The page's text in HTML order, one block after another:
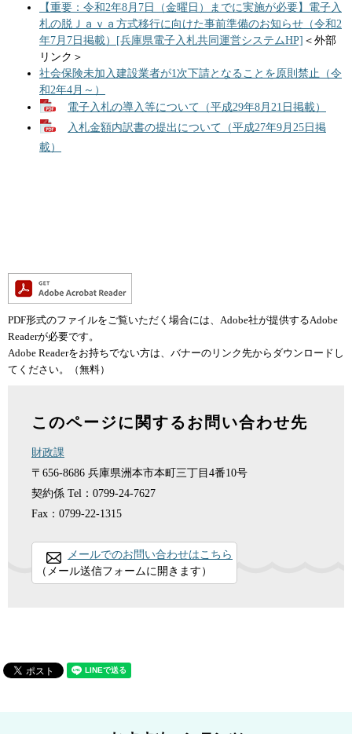
【重要：令和2年8月7日（金曜日）までに実施が必要】電子入
札の脱Ｊａｖａ方式移行に向けた事前準備のお知らせ（令和2
年7月7日掲載）[兵庫県電子入札共同運営システムHP] ＜外部
リンク＞
社会保険未加入建設業者が1次下請となることを原則禁止（令
和2年4月～）
電子入札の導入等について（平成29年8月21日掲載）
入札金額内訳書の提出について（平成27年9月25日掲
載）
PDF形式のファイルをご覧いただく場合には、Adobe社が提供するAdobe
Readerが必要です。
Adobe Readerをお持ちでない方は、バナーのリンク先からダウンロードし
てください。（無料）
このページに関するお問い合わせ先
財政課
〒656-8686 兵庫県洲本市本町三丁目4番10号
契約係 Tel：0799-24-7627
Fax：0799-22-1315
メールでのお問い合わせはこちら
（メール送信フォームに開きます）